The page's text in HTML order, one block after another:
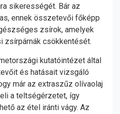
sikerességét. Bár az
ennek összetevői főképp
zsírok, amelyek
zsírpárnák csökkentését.
kutatóintézet által
és hatásait vizsgáló
már az extraszűz olívaolaj
a teltségérzetet, így
az étel iránti vágy. Az